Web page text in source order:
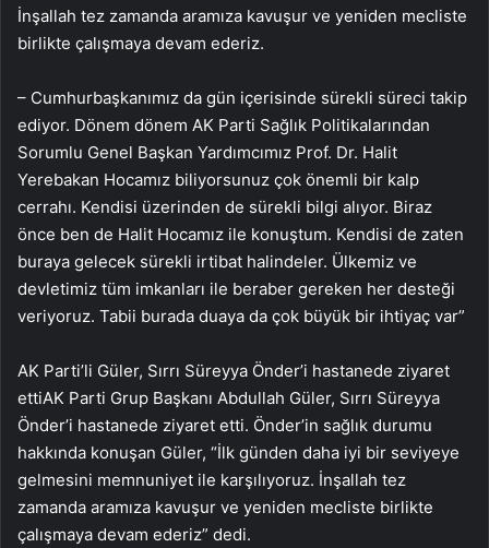
İnşallah tez zamanda aramıza kavuşur ve yeniden mecliste
birlikte çalışmaya devam ederiz.
– Cumhurbaşkanımız da gün içerisinde sürekli süreci takip
ediyor. Dönem dönem AK Parti Sağlık Politikalarından
Sorumlu Genel Başkan Yardımcımız Prof. Dr. Halit
Yerebakan Hocamız biliyorsunuz çok önemli bir kalp
cerrahı. Kendisi üzerinden de sürekli bilgi alıyor. Biraz
önce ben de Halit Hocamız ile konuştum. Kendisi de zaten
buraya gelecek sürekli irtibat halindeler. Ülkemiz ve
devletimiz tüm imkanları ile beraber gereken her desteği
veriyoruz. Tabii burada duaya da çok büyük bir ihtiyaç var”
AK Parti’li Güler, Sırrı Süreyya Önder’i hastanede ziyaret
ettiAK Parti Grup Başkanı Abdullah Güler, Sırrı Süreyya
Önder’i hastanede ziyaret etti. Önder’in sağlık durumu
hakkında konuşan Güler, “İlk günden daha iyi bir seviyeye
gelmesini memnuniyet ile karşılıyoruz. İnşallah tez
zamanda aramıza kavuşur ve yeniden mecliste birlikte
çalışmaya devam ederiz” dedi.